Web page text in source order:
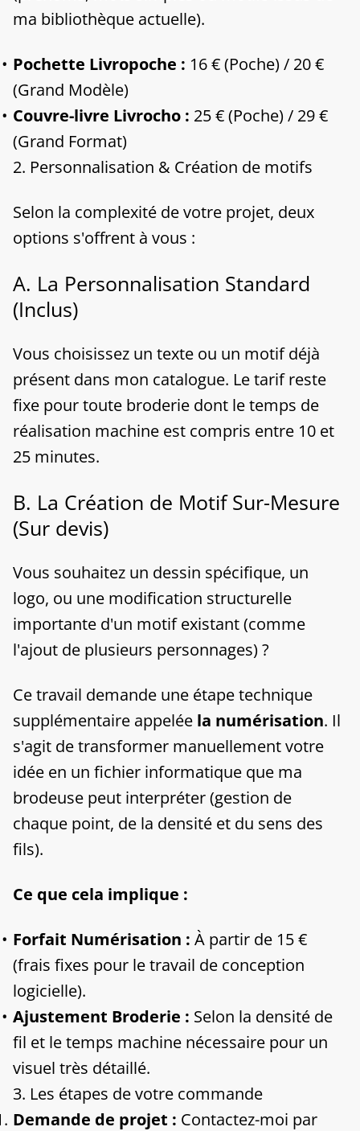
ma bibliothèque actuelle).
Pochette Livropoche : 16 € (Poche) / 20 €
(Grand Modèle)
Couvre-livre Livrocho : 25 € (Poche) / 29 €
(Grand Format)
​2. Personnalisation & Création de motifs
​Selon la complexité de votre projet, deux
options s'offrent à vous :
​A. La Personnalisation Standard
(Inclus)
​Vous choisissez un texte ou un motif déjà
présent dans mon catalogue. Le tarif reste
fixe pour toute broderie dont le temps de
réalisation machine est compris entre 10 et
25 minutes.
​B. La Création de Motif Sur-Mesure
(Sur devis)
​Vous souhaitez un dessin spécifique, un
logo, ou une modification structurelle
importante d'un motif existant (comme
l'ajout de plusieurs personnages) ?
​Ce travail demande une étape technique
supplémentaire appelée la numérisation. Il
s'agit de transformer manuellement votre
idée en un fichier informatique que ma
brodeuse peut interpréter (gestion de
chaque point, de la densité et du sens des
fils).
Ce que cela implique :
Forfait Numérisation : À partir de 15 €
(frais fixes pour le travail de conception
logicielle).
Ajustement Broderie : Selon la densité de
fil et le temps machine nécessaire pour un
visuel très détaillé.
​3. Les étapes de votre commande
Demande de projet : Contactez-moi par